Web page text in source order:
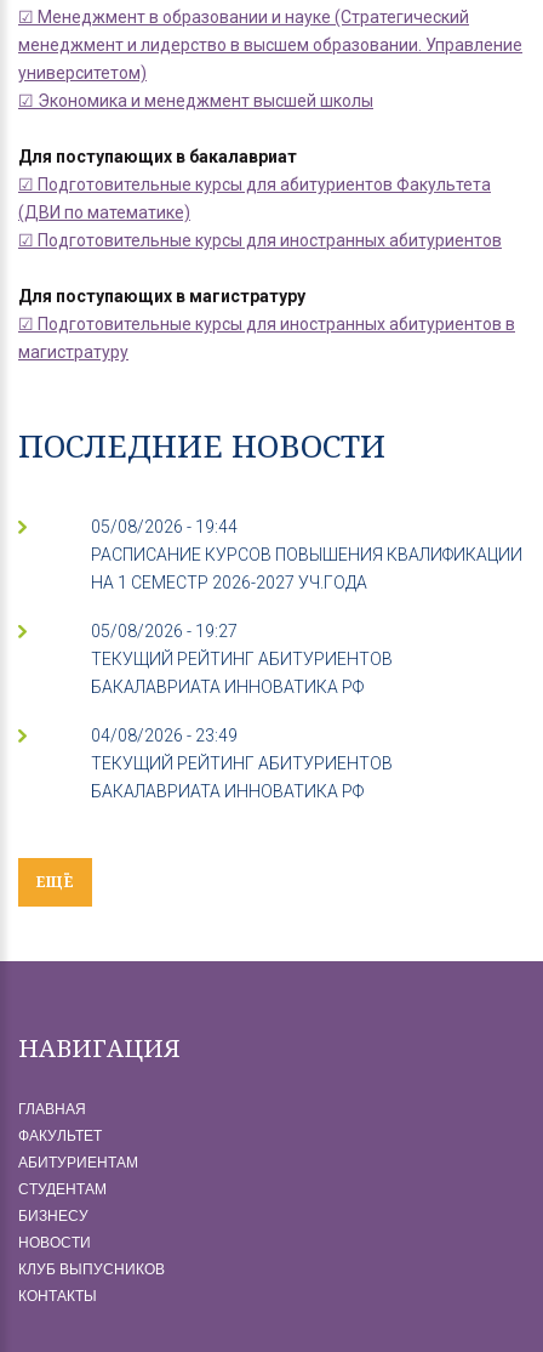
☑ Менеджмент в образовании и науке (Стратегический
менеджмент и лидерство в высшем образовании. Управление
университетом)
☑ Экономика и менеджмент высшей школы
Для поступающих в бакалавриат
☑ Подготовительные курсы для абитуриентов Факультета
(ДВИ по математике)
☑ Подготовительные курсы для иностранных абитуриентов
Для поступающих в магистратуру
☑ Подготовительные курсы для иностранных абитуриентов в
магистратуру
ПОСЛЕДНИЕ НОВОСТИ
05/08/2026 - 19:44
РАСПИСАНИЕ КУРСОВ ПОВЫШЕНИЯ КВАЛИФИКАЦИИ
НА 1 СЕМЕСТР 2026-2027 УЧ.ГОДА
05/08/2026 - 19:27
ТЕКУЩИЙ РЕЙТИНГ АБИТУРИЕНТОВ
БАКАЛАВРИАТА ИННОВАТИКА РФ
04/08/2026 - 23:49
ТЕКУЩИЙ РЕЙТИНГ АБИТУРИЕНТОВ
БАКАЛАВРИАТА ИННОВАТИКА РФ
ЕЩЁ
НАВИГАЦИЯ
ГЛАВНАЯ
ФАКУЛЬТЕТ
АБИТУРИЕНТАМ
СТУДЕНТАМ
БИЗНЕСУ
НОВОСТИ
КЛУБ ВЫПУСНИКОВ
КОНТАКТЫ